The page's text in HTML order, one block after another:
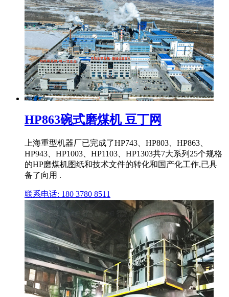
HP863碗式磨煤机 豆丁网
上海重型机器厂已完成了HP743、HP803、HP863、
HP943、HP1003、HP1103、HP1303共7大系列25个规格
的HP磨煤机图纸和技术文件的转化和国产化工作,已具
备了向用 .
联系电话: 180 3780 8511